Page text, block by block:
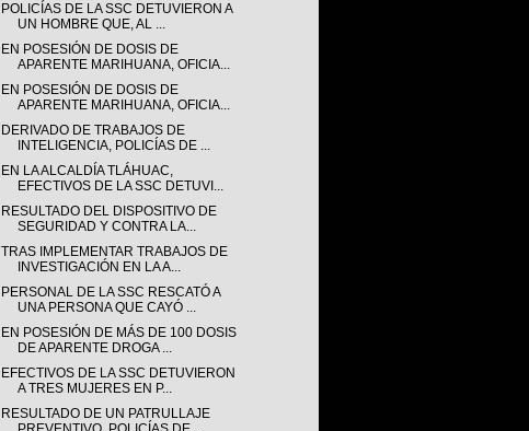
POLICÍAS DE LA SSC DETUVIERON A
UN HOMBRE QUE, AL ...
EN POSESIÓN DE DOSIS DE
APARENTE MARIHUANA, OFICIA...
EN POSESIÓN DE DOSIS DE
APARENTE MARIHUANA, OFICIA...
DERIVADO DE TRABAJOS DE
INTELIGENCIA, POLICÍAS DE ...
EN LA ALCALDÍA TLÁHUAC,
EFECTIVOS DE LA SSC DETUVI...
RESULTADO DEL DISPOSITIVO DE
SEGURIDAD Y CONTRA LA...
TRAS IMPLEMENTAR TRABAJOS DE
INVESTIGACIÓN EN LA A...
PERSONAL DE LA SSC RESCATÓ A
UNA PERSONA QUE CAYÓ ...
EN POSESIÓN DE MÁS DE 100 DOSIS
DE APARENTE DROGA ...
EFECTIVOS DE LA SSC DETUVIERON
A TRES MUJERES EN P...
RESULTADO DE UN PATRULLAJE